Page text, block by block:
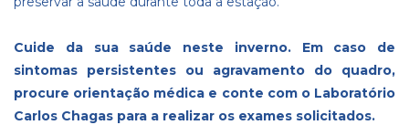
Cuide da sua saúde neste inverno. Em caso de
sintomas persistentes ou agravamento do quadro,
procure orientação médica e conte com o Laboratório
Carlos Chagas para a realizar os exames solicitados.